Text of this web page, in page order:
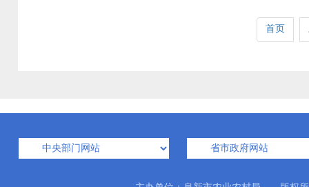
首页